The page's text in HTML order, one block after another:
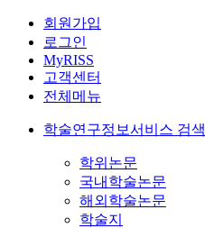
회원가입
로그인
MyRISS
고객센터
전체메뉴
학술연구정보서비스 검색
학위논문
국내학술논문
해외학술논문
학술지